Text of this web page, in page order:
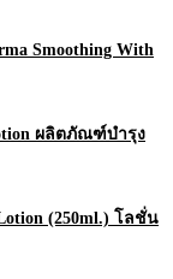
Smoothing With
ผลิตภัณฑ์บำรุง
(250ml.) โลชั่น